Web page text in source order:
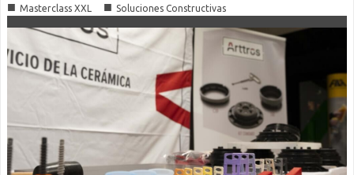
■ Masterclass XXL ■ Soluciones Constructivas